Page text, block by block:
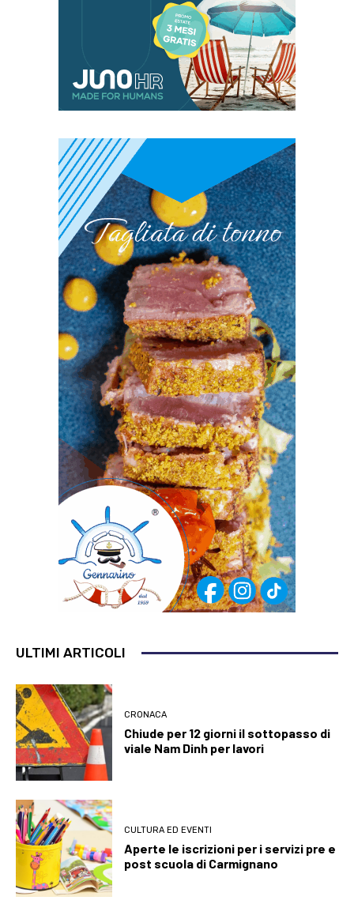
ULTIMI ARTICOLI
CRONACA
Chiude per 12 giorni il sottopasso di
viale Nam Dinh per lavori
CULTURA ED EVENTI
Aperte le iscrizioni per i servizi pre e
post scuola di Carmignano